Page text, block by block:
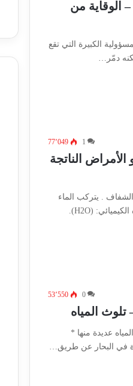
الوقاية من
الكبيرة التي تقع
دمّر…
1 77٬049
الناتجة
. يتركب الماء
من ذرتين هيدروجين وذرة أكسجين، ورمزه الكيميائي: (H2O).
0 53٬550
المياه
عديدة منها *
في البحار عن طريق…